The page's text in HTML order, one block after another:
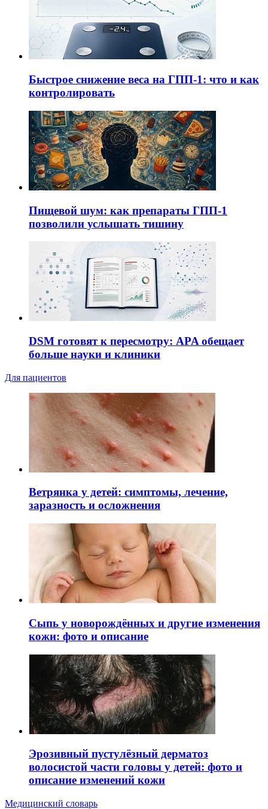
Быстрое снижение веса на ГПП-1: что и как
контролировать
Пищевой шум: как препараты ГПП-1
позволили услышать тишину
DSM готовят к пересмотру: APA обещает
больше науки и клиники
Для пациентов
Ветрянка у детей: симптомы, лечение,
заразность и осложнения
Сыпь у новорождённых и другие изменения
кожи: фото и описание
Эрозивный пустулёзный дерматоз
волосистой части головы у детей: фото и
описание изменений кожи
Медицинский словарь